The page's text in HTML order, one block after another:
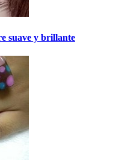
suave y brillante